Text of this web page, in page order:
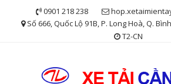
0901 218 238
Số 666, Quốc Lộ 91B, P. Long Hoà, Q.
T2-CN